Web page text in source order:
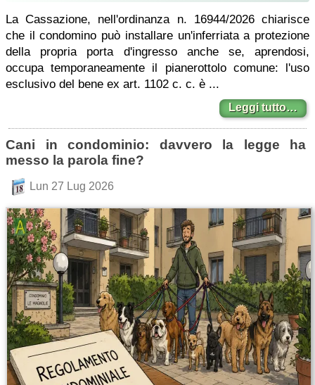
La Cassazione, nell'ordinanza n. 16944/2026 chiarisce
che il condomino può installare un'inferriata a protezione
della propria porta d'ingresso anche se, aprendosi,
occupa temporaneamente il pianerottolo comune: l'uso
esclusivo del bene ex art. 1102 c. c. è ...
Leggi tutto…
Cani in condominio: davvero la legge ha
messo la parola fine?
Lun 27 Lug 2026